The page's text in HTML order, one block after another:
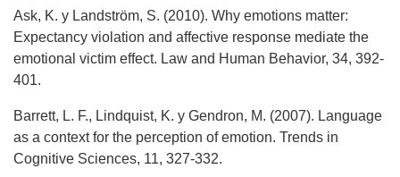
Ask, K. y Landström, S. (2010). Why emotions matter:
Expectancy violation and affective response mediate the
emotional victim effect. Law and Human Behavior, 34, 392-
401.
Barrett, L. F., Lindquist, K. y Gendron, M. (2007). Language
as a context for the perception of emotion. Trends in
Cognitive Sciences, 11, 327-332.